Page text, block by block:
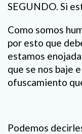
SEGUNDO. Si
Como somos
por esto que
estamos
que se nos baje
ofuscamiento
Podemos